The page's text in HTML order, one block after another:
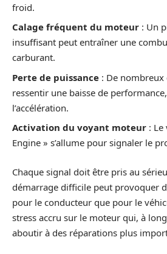
froid.
Calage fréquent du moteur : Un
insuffisant peut entraîner une
carburant.
Perte de puissance : De
ressentir une baisse de
l’accélération.
Activation du voyant moteur : Le
Engine » s’allume pour signaler le
Chaque signal doit être pris au
démarrage difficile peut provoquer
pour le conducteur que pour le
stress accru sur le moteur qui, à
aboutir à des réparations plus